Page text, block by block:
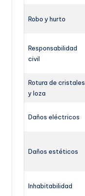
Robo y hurto
Responsabilidad
civil
Rotura de cristales
y loza
Daños eléctricos
Daños estéticos
Inhabitabilidad